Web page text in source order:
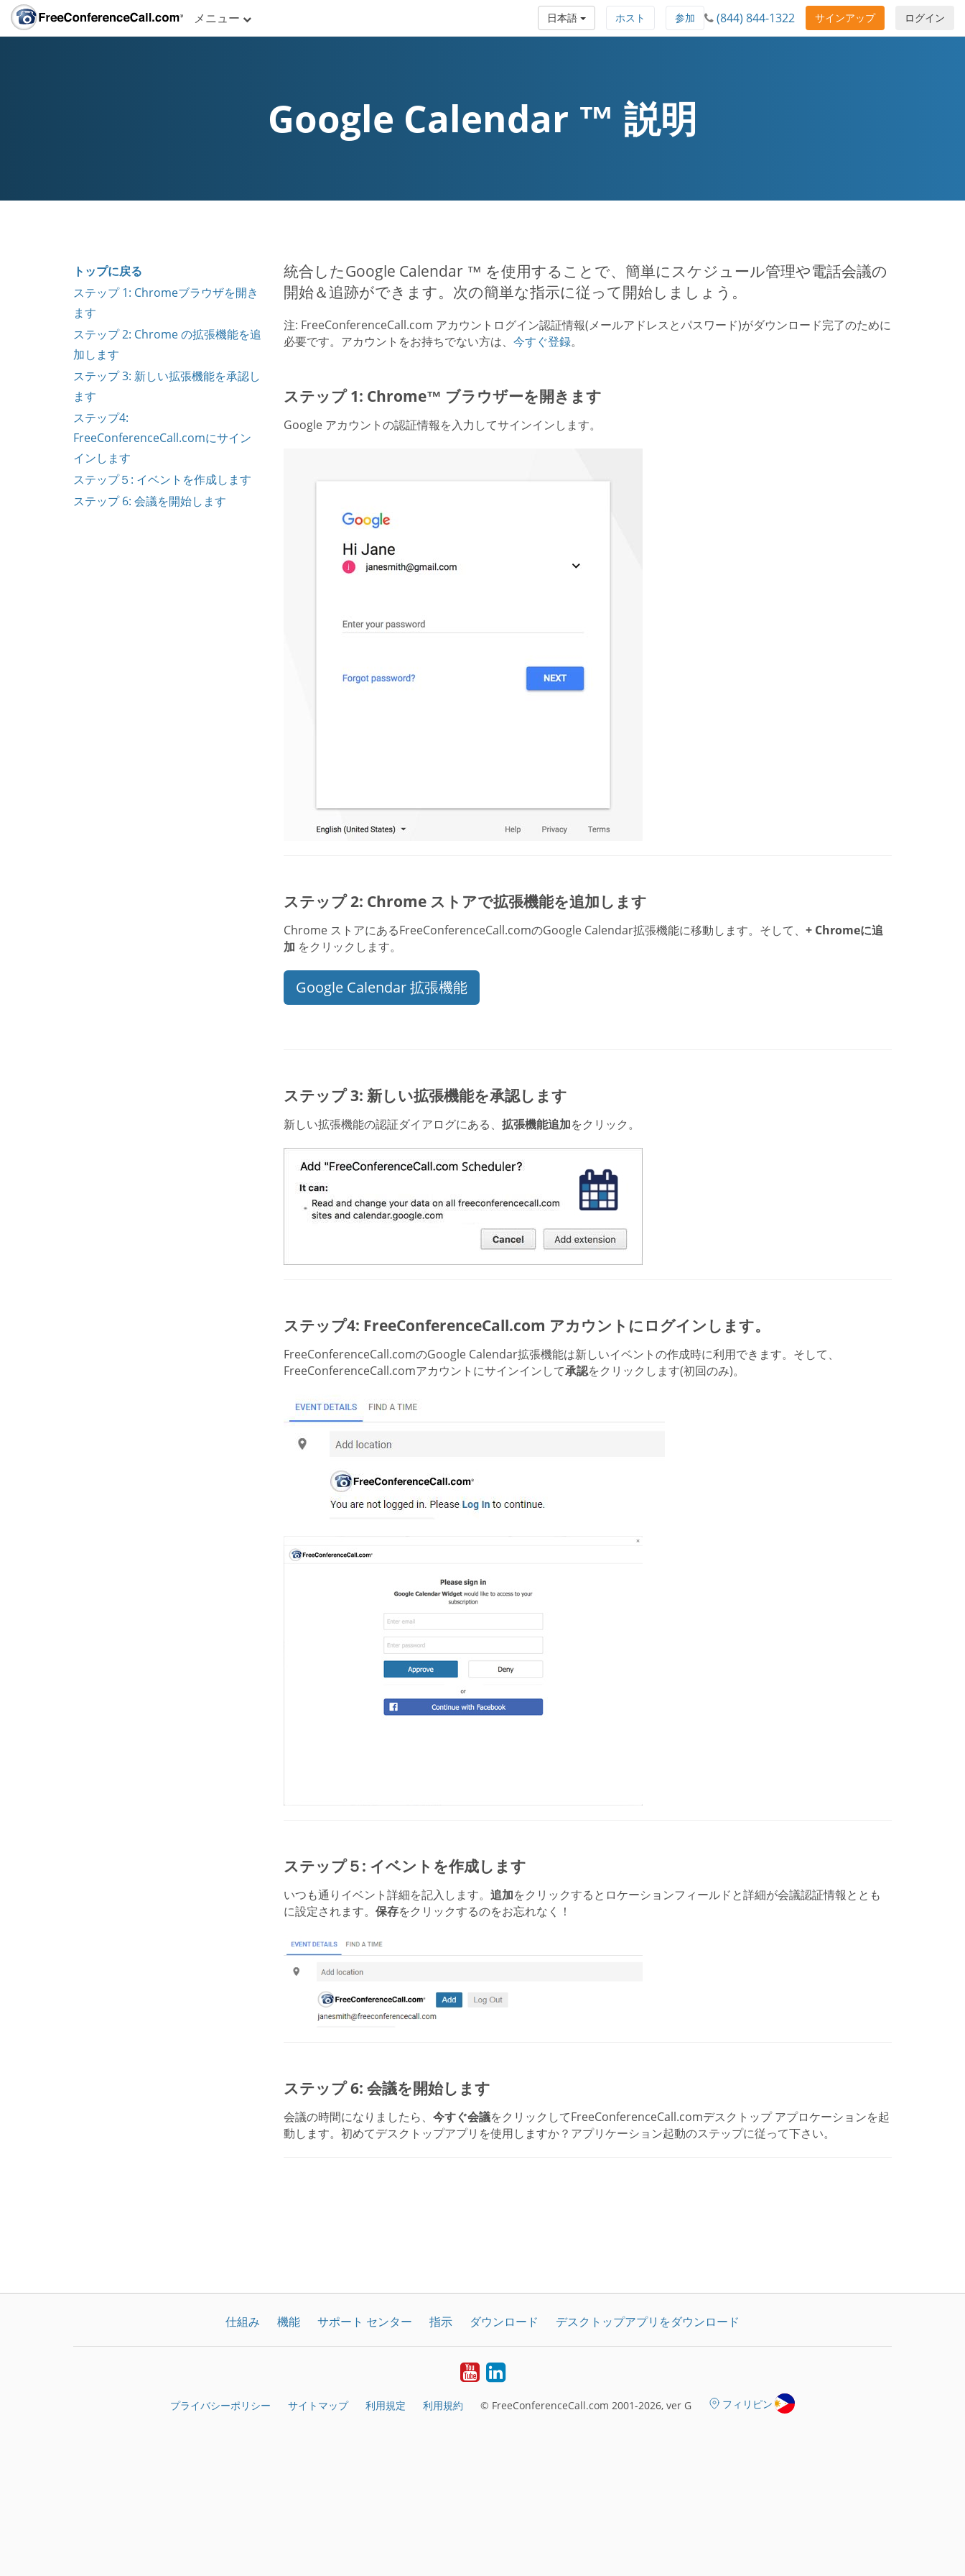
メニュー ログイン
サインアップ
(844) 844-1322
参加
ホスト
日本語
Google Calendar ™ 説明
トップに戻る
ステップ 1: Chromeブラウザを開き
ます
ステップ 2: Chrome の拡張機能を追
加します
ステップ 3: 新しい拡張機能を承認し
ます
ステップ4:
FreeConferenceCall.comにサイン
インします
ステップ５: イベントを作成します
ステップ 6: 会議を開始します
統合したGoogle Calendar ™ を使用することで、簡単にスケジュール管理や電話会議の
開始＆追跡ができます。次の簡単な指示に従って開始しましょう。
注: FreeConferenceCall.com アカウントログイン認証情報(メールアドレスとパスワード)がダウンロード完了のために
必要です。アカウントをお持ちでない方は、 今すぐ登録。
ステップ 1: Chrome™ ブラウザーを開きます
Google アカウントの認証情報を入力してサインインします。
ステップ 2: Chrome ストアで拡張機能を追加します
Chrome ストアにあるFreeConferenceCall.comのGoogle Calendar拡張機能に移動します。そして、 + Chromeに追
加 をクリックします。
Google Calendar 拡張機能
ステップ 3: 新しい拡張機能を承認します
新しい拡張機能の認証ダイアログにある、 拡張機能追加をクリック。
ステップ4: FreeConferenceCall.com アカウントにログインします。
FreeConferenceCall.comのGoogle Calendar拡張機能は新しいイベントの作成時に利用できます。そして、
FreeConferenceCall.comアカウントにサインインして承認をクリックします(初回のみ)。
ステップ５: イベントを作成します
いつも通りイベント詳細を記入します。 追加をクリックするとロケーションフィールドと詳細が会議認証情報ととも
に設定されます。 保存をクリックするのをお忘れなく！
ステップ 6: 会議を開始します
会議の時間になりましたら、 今すぐ会議をクリックしてFreeConferenceCall.comデスクトップ アプロケーションを起
動します。初めてデスクトップアプリを使用しますか？アプリケーション起動のステップに従って下さい。
仕組み 機能 サポート センター 指示 ダウンロード デスクトップアプリをダウンロード
YouTubeLinkedIn
プライバシーポリシー サイトマップ 利用規定 利用規約 © FreeConferenceCall.com 2001-2026, ver G フィリピン